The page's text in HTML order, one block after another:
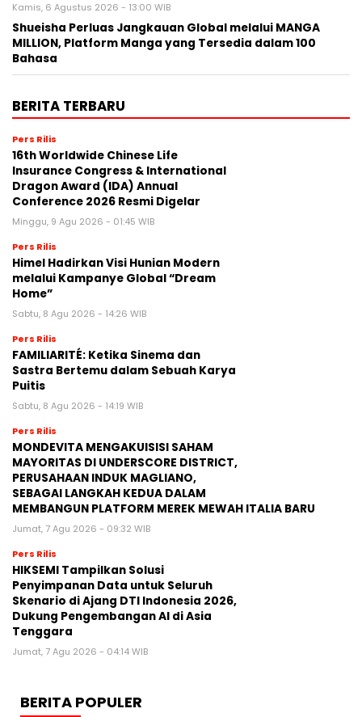
Kamis, 6 Agustus 2026 - 13:00 WIB
Shueisha Perluas Jangkauan Global melalui MANGA
MILLION, Platform Manga yang Tersedia dalam 100
Bahasa
BERITA TERBARU
Pers Rilis
16th Worldwide Chinese Life
Insurance Congress & International
Dragon Award (IDA) Annual
Conference 2026 Resmi Digelar
Minggu, 9 Agu 2026 - 01:45 WIB
Pers Rilis
Himel Hadirkan Visi Hunian Modern
melalui Kampanye Global “Dream
Home”
Sabtu, 8 Agu 2026 - 14:26 WIB
Pers Rilis
FAMILIARITÉ: Ketika Sinema dan
Sastra Bertemu dalam Sebuah Karya
Puitis
Sabtu, 8 Agu 2026 - 14:19 WIB
Pers Rilis
MONDEVITA MENGAKUISISI SAHAM
MAYORITAS DI UNDERSCORE DISTRICT,
PERUSAHAAN INDUK MAGLIANO,
SEBAGAI LANGKAH KEDUA DALAM
MEMBANGUN PLATFORM MEREK MEWAH ITALIA BARU
Jumat, 7 Agu 2026 - 09:32 WIB
Pers Rilis
HIKSEMI Tampilkan Solusi
Penyimpanan Data untuk Seluruh
Skenario di Ajang DTI Indonesia 2026,
Dukung Pengembangan AI di Asia
Tenggara
Jumat, 7 Agu 2026 - 04:14 WIB
BERITA POPULER